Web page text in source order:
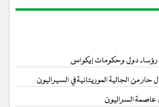
رؤساء دول وحكومات إيكواس
من الجالية الموريتانية في السيراليون
السراليون